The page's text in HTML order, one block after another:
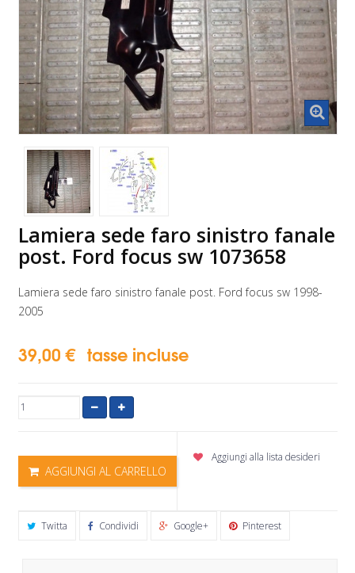
Lamiera sede faro sinistro fanale
post. Ford focus sw 1073658
Lamiera sede faro sinistro fanale post. Ford focus sw 1998-
2005
39,00 € tasse incluse
AGGIUNGI AL CARRELLO
Aggiungi alla lista desideri
Twitta Condividi Google+ Pinterest